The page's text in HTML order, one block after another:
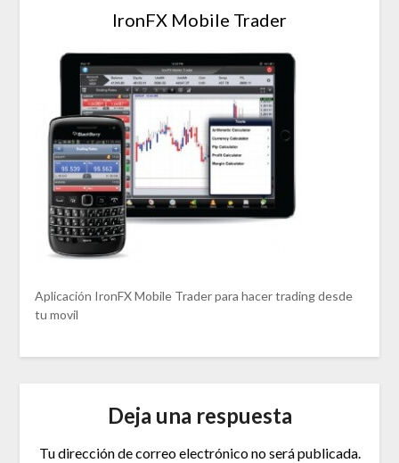
IronFX Mobile Trader
Aplicación IronFX Mobile Trader para hacer trading desde
tu movil
Deja una respuesta
Tu dirección de correo electrónico no será publicada.